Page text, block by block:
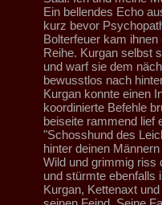
Ein bellendes Echo
kurz bevor
Bolterfeuer kam
Reihe. Kurgan selbst
und warf sie dem
bewusstlos nach
Kurgan konnte einen
koordinierte Befehle
beiseite rammend lief
"Schosshund des
hinter deinen
Wild und grimmig riss
und stürmte ebenfalls
Kurgan, Kettenaxt